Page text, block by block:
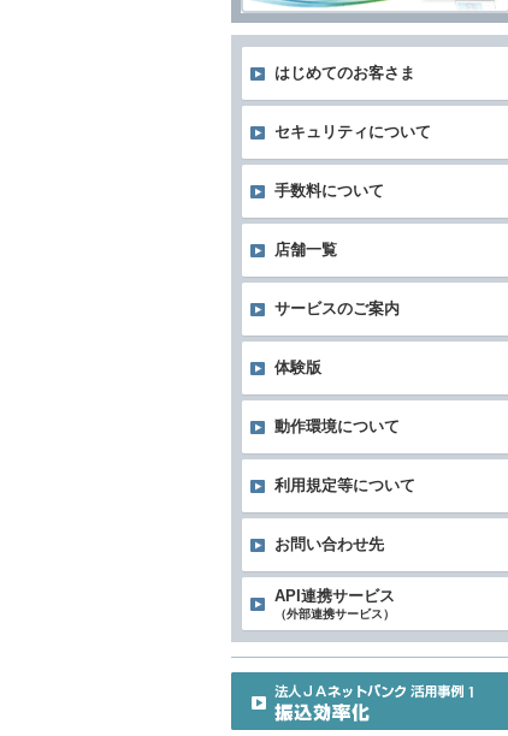
はじめてのお客さま
セキュリティについて
手数料について
店舗一覧
サービスのご案内
体験版
動作環境について
利用規定等について
お問い合わせ先
API連携サービス
（外部連携サービス）